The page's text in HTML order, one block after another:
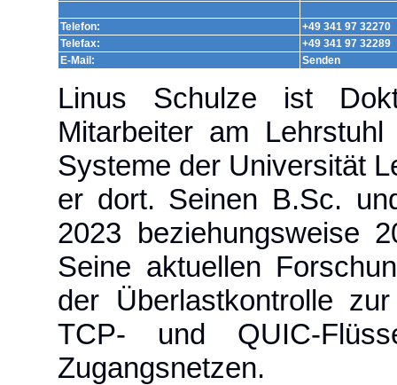
Telefon:
+49 341 97 32270
Telefax:
+49 341 97 32289
E-Mail:
Senden
Linus Schulze ist
Mitarbeiter am
Systeme der Universität
er dort. Seinen B.Sc.
2023 beziehungsweise
Seine aktuellen
der Überlastkontrolle
TCP- und QUIC-
Zugangsnetzen.